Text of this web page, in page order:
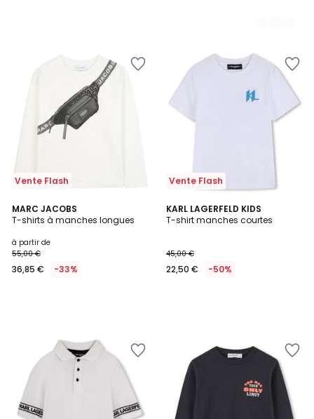
Vente Flash
MARC JACOBS
T-shirts à manches longues
à partir de
55,00 €
36,85 € -33%
Vente Flash
KARL LAGERFELD KIDS
T-shirt manches courtes
45,00 €
22,50 € -50%